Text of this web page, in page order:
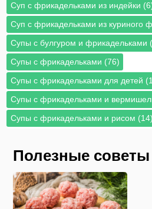
Суп с фрикадельками из индейки
Суп с фрикадельками из куриного
Супы с булгуром и фрикадельками
Супы с фрикадельками (76)
Супы с фрикадельками для детей
Супы с фрикадельками и
Супы с фрикадельками и рисом (14)
Полезные советы